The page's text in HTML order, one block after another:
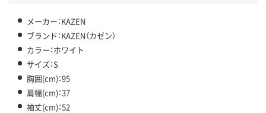
メーカー：KAZEN
ブランド：KAZEN（カゼン）
カラー：ホワイト
サイズ：S
胸囲(cm)：95
肩幅(cm)：37
袖丈(cm)：52